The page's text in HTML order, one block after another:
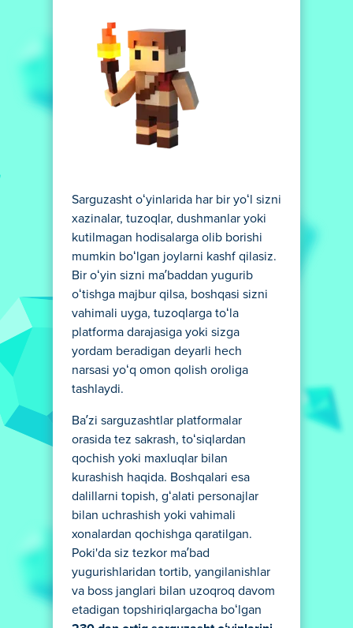
Sarguzasht oʻyinlarida har bir yoʻl sizni
xazinalar, tuzoqlar, dushmanlar yoki
kutilmagan hodisalarga olib borishi
mumkin boʻlgan joylarni kashf qilasiz.
Bir oʻyin sizni maʼbaddan yugurib
oʻtishga majbur qilsa, boshqasi sizni
vahimali uyga, tuzoqlarga toʻla
platforma darajasiga yoki sizga
yordam beradigan deyarli hech
narsasi yoʻq omon qolish oroliga
tashlaydi.
Baʼzi sarguzashtlar platformalar
orasida tez sakrash, toʻsiqlardan
qochish yoki maxluqlar bilan
kurashish haqida. Boshqalari esa
dalillarni topish, gʻalati personajlar
bilan uchrashish yoki vahimali
xonalardan qochishga qaratilgan.
Poki'da siz tezkor maʼbad
yugurishlaridan tortib, yangilanishlar
va boss janglari bilan uzoqroq davom
etadigan topshiriqlargacha boʻlgan